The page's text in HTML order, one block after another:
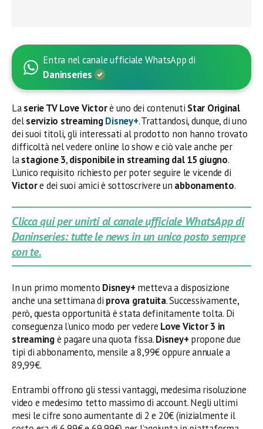
Entra nel canale ufficiale WhatsApp di
Daninseries
Laserie TV Love Victorè uno dei contenuti Star Original
delservizio streamingDisney+. Trattandosi, dunque, di uno
dei suoi titoli, gli interessati al prodotto non hanno trovato
difficoltà nel vedere online lo show e ciò vale anche per
lastagione 3,disponibile in streaming dal 15 giugno.
L’unico requisito richiesto per poter seguire le vicende di
Victore dei suoi amici è sottoscrivere un abbonamento.
Clicca qui per unirti al canale ufficiale WhatsApp di
Daninseries: tutte le news in un unico posto sempre
con te.
In un primo momento Disney+ metteva a disposizione
anche una settimana di prova gratuita. Successivamente,
però, questa opportunità è stata definitamente tolta. Di
conseguenza l’unico modo per vedere Love Victor 3 in
streamingè pagare una quota fissa.Disney+ propone due
tipi di abbonamento, mensile a 8,99€ oppure annuale a
89,99€.
Entrambi offrono gli stessi vantaggi, medesima risoluzione
video e medesimo tetto massimo di account. Negli ultimi
mesi le cifre sono aumentante di 2 e 20€ (inizialmente il